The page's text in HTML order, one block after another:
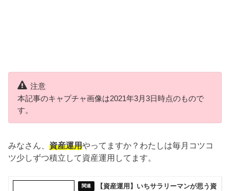
注意
本記事のキャプチャ画像は2021年3月3日時点のもので
す。
みなさん、資産運用やってますか？わたしは毎月コツコ
ツ少しずつ積立して資産運用してます。
【資産運用】いちサラリーマンが思う資